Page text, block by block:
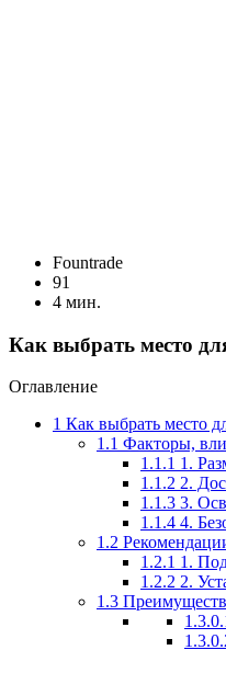
Fоuntrade
91
4 мин.
Как выбрать место
Оглавление
1 Как выбрать место
1.1 Факторы,
1.1.1 1.
1.1.2 2.
1.1.3 3.
1.1.4 4.
1.2
1.2.1 1.
1.2.2 2.
1.3